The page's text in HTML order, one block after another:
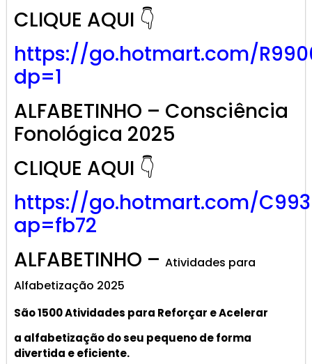
CLIQUE AQUI 👇
https://go.hotmart.com/
dp=1
ALFABETINHO – Consciência
Fonológica 2025
CLIQUE AQUI 👇
https://go.hotmart.com/
ap=fb72
ALFABETINHO – Atividades para
Alfabetização 2025
São 1500 Atividades para Reforçar e Acelerar
a alfabetizaçãodo seu pequeno de forma
divertida e eficiente.